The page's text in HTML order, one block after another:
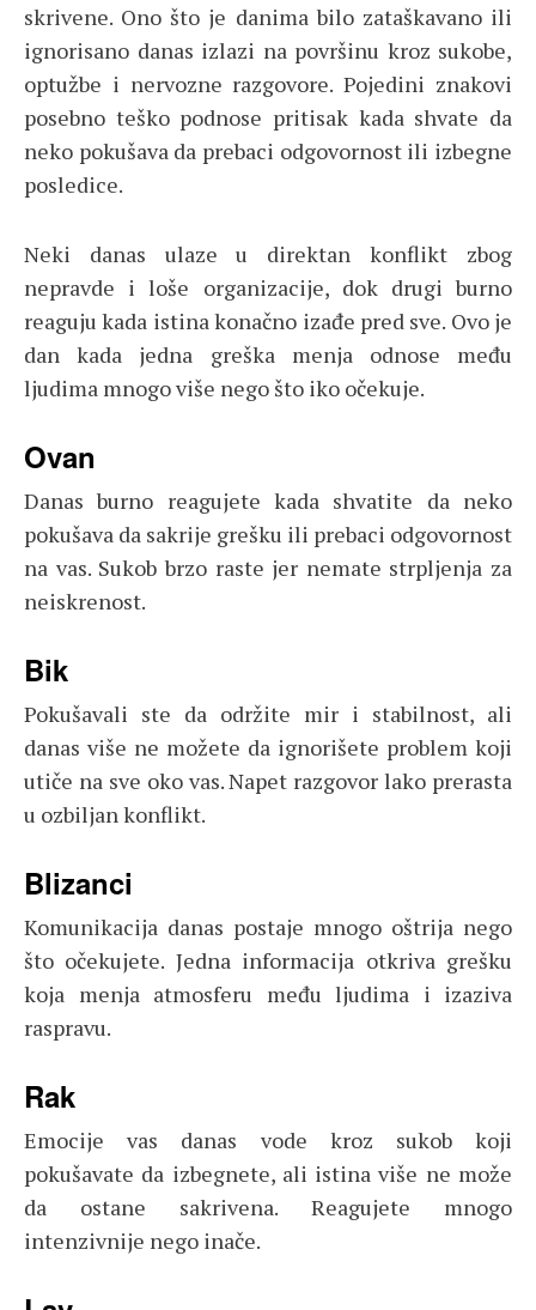
skrivene. Ono što je danima bilo zataškavano ili
ignorisano danas izlazi na površinu kroz sukobe,
optužbe i nervozne razgovore. Pojedini znakovi
posebno teško podnose pritisak kada shvate da
neko pokušava da prebaci odgovornost ili izbegne
posledice.
Neki danas ulaze u direktan konflikt zbog
nepravde i loše organizacije, dok drugi burno
reaguju kada istina konačno izađe pred sve. Ovo je
dan kada jedna greška menja odnose među
ljudima mnogo više nego što iko očekuje.
Ovan
Danas burno reagujete kada shvatite da neko
pokušava da sakrije grešku ili prebaci odgovornost
na vas. Sukob brzo raste jer nemate strpljenja za
neiskrenost.
Bik
Pokušavali ste da održite mir i stabilnost, ali
danas više ne možete da ignorišete problem koji
utiče na sve oko vas. Napet razgovor lako prerasta
u ozbiljan konflikt.
Blizanci
Komunikacija danas postaje mnogo oštrija nego
što očekujete. Jedna informacija otkriva grešku
koja menja atmosferu među ljudima i izaziva
raspravu.
Rak
Emocije vas danas vode kroz sukob koji
pokušavate da izbegnete, ali istina više ne može
da ostane sakrivena. Reagujete mnogo
intenzivnije nego inače.